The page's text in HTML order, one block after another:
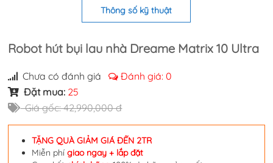
Thông số kỹ thuật
Robot hút bụi lau nhà Dreame Matrix 10 Ultra
Chưa có đánh giá Đánh giá:0
Đặt mua: 25
Giá gốc: 42,990,000 đ
TẶNG QUÀ GIẢM GIÁ ĐẾN 2TR
Miễn phígiao ngay + lắp đặt